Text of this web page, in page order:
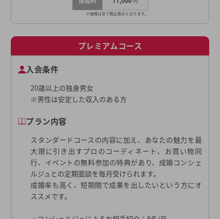
※価格は全て税込表示となります。
プレミアムコース
入会条件
20歳以上の独身男女
※男性は安定した収入のある方
プラン内容
スタンダードコースの内容に加え、あなたの魅力を最
大限に引き出すプロのコーディネート、お買い物同
行、イベントの無料参加の特典があり、成婚コンシェ
ルジュとの定期面談を毎月受けられます。
成婚率も高く、短期間で成果を出したいという方にオ
ススメです。